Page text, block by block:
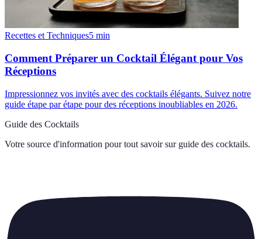
Recettes et Techniques5 min
Comment Préparer un Cocktail Élégant pour Vos
Réceptions
Impressionnez vos invités avec des cocktails élégants. Suivez notre
guide étape par étape pour des réceptions inoubliables en 2026.
Guide des Cocktails
Votre source d'information pour tout savoir sur guide des cocktails.